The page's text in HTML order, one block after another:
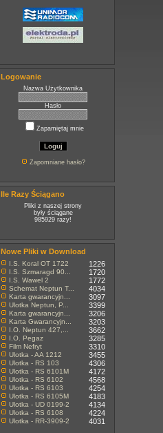
Logowanie
Nazwa Użytkownika
Hasło
Zapamiętaj mnie
Zapomniane hasło?
Ile Razy Ściągano
Pliki z naszej strony
były ściągane
985929 razy!
Nowe Pliki w Download
I.S. Koral OT 1722 1226
I.S. Szmaragd 90... 1720
I.S. Wawel 2 1772
Schemat Neptun T... 4034
Karta gwarancyjn... 3097
Ulotka Neptun, P... 3399
Karta gwarancyjn... 3206
Karta Gwarancyjn... 3203
I.O. Neptun 427,... 3662
I.O. Pegaz 3285
Film Nefryt 3310
Ulotka - AA 1212 3455
Ulotka - RS 103 4306
Ulotka - RS 6101M 4172
Ulotka - RS 6102 4568
Ulotka - RS 6103 4254
Ulotka - RS 6105M 4183
Ulotka - UD 0199-2 4134
Ulotka - RS 6108 4224
Ulotka - RR-3909-2 4031